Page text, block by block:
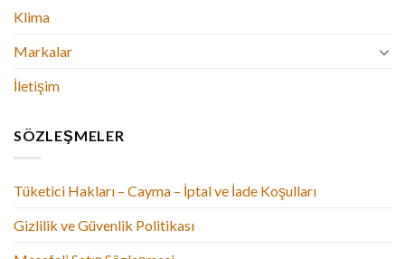
Klima
Markalar
İletişim
SÖZLEŞMELER
Tüketici Hakları – Cayma – İptal ve İade Koşulları
Gizlilik ve Güvenlik Politikası